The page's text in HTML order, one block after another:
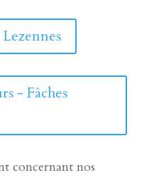
- Fâches
concernant nos